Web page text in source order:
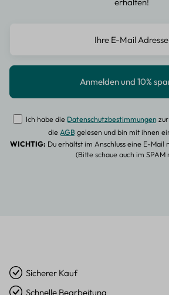
erhalten!
Ich habe die Datenschutzbestimmungenzur
dieAGBgelesen und bin mit ihnen
WICHTIG: Du erhältst im Anschluss eine E-Mail
(Bitte schaue auch im SPAM
Sicherer Kauf
Schnelle Bearbeitung